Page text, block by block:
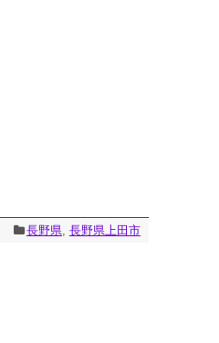
長野県, 長野県上田市